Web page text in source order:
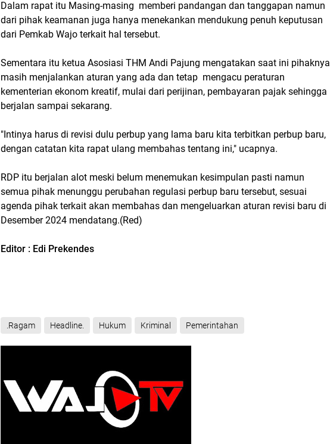
Dalam rapat itu Masing-masing memberi pandangan dan tanggapan namun
dari pihak keamanan juga hanya menekankan mendukung penuh keputusan
dari Pemkab Wajo terkait hal tersebut.
Sementara itu ketua Asosiasi THM Andi Pajung mengatakan saat ini pihaknya
masih menjalankan aturan yang ada dan tetap mengacu peraturan
kementerian ekonom kreatif, mulai dari perijinan, pembayaran pajak sehingga
berjalan sampai sekarang.
"Intinya harus di revisi dulu perbup yang lama baru kita terbitkan perbup baru,
dengan catatan kita rapat ulang membahas tentang ini," ucapnya.
RDP itu berjalan alot meski belum menemukan kesimpulan pasti namun
semua pihak menunggu perubahan regulasi perbup baru tersebut, sesuai
agenda pihak terkait akan membahas dan mengeluarkan aturan revisi baru di
Desember 2024 mendatang.(Red)
Editor : Edi Prekendes
.Ragam Headline. Hukum Kriminal Pemerintahan